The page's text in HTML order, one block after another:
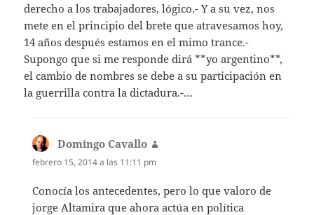
derecho a los trabajadores, lógico.- Y a su vez, nos
mete en el principio del brete que atravesamos hoy,
14 años después estamos en el mimo trance.-
Supongo que si me responde dirá **yo argentino**,
el cambio de nombres se debe a su participación en
la guerrilla contra la dictadura.-…
Domingo Cavallo
febrero 15, 2014 a las 11:11 pm
Conocía los antecedentes, pero lo que valoro de
jorge Altamira que ahora actúa en política